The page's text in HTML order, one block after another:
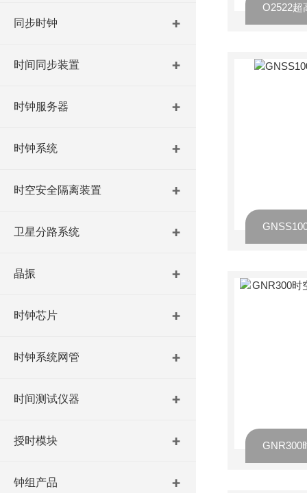
同步时钟
时间同步装置
时钟服务器
时钟系统
时空安全隔离装置
卫星分路系统
晶振
时钟芯片
时钟系统网管
时间测试仪器
授时模块
钟组产品
O2522超